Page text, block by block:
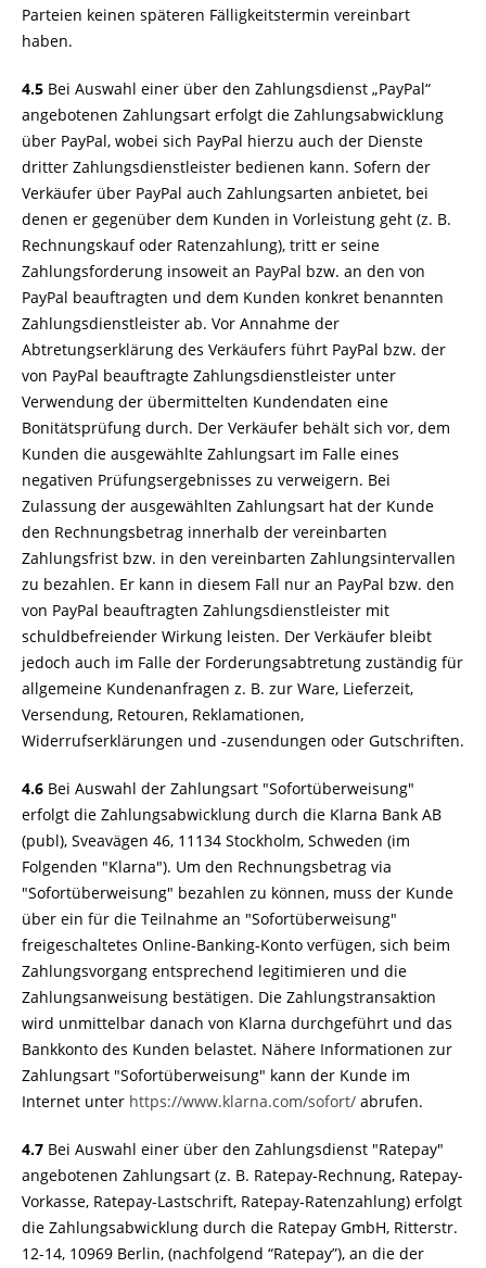
Parteien keinen späteren Fälligkeitstermin vereinbart
haben.
4.5 Bei Auswahl einer über den Zahlungsdienst „PayPal“
angebotenen Zahlungsart erfolgt die Zahlungsabwicklung
über PayPal, wobei sich PayPal hierzu auch der Dienste
dritter Zahlungsdienstleister bedienen kann. Sofern der
Verkäufer über PayPal auch Zahlungsarten anbietet, bei
denen er gegenüber dem Kunden in Vorleistung geht (z. B.
Rechnungskauf oder Ratenzahlung), tritt er seine
Zahlungsforderung insoweit an PayPal bzw. an den von
PayPal beauftragten und dem Kunden konkret benannten
Zahlungsdienstleister ab. Vor Annahme der
Abtretungserklärung des Verkäufers führt PayPal bzw. der
von PayPal beauftragte Zahlungsdienstleister unter
Verwendung der übermittelten Kundendaten eine
Bonitätsprüfung durch. Der Verkäufer behält sich vor, dem
Kunden die ausgewählte Zahlungsart im Falle eines
negativen Prüfungsergebnisses zu verweigern. Bei
Zulassung der ausgewählten Zahlungsart hat der Kunde
den Rechnungsbetrag innerhalb der vereinbarten
Zahlungsfrist bzw. in den vereinbarten Zahlungsintervallen
zu bezahlen. Er kann in diesem Fall nur an PayPal bzw. den
von PayPal beauftragten Zahlungsdienstleister mit
schuldbefreiender Wirkung leisten. Der Verkäufer bleibt
jedoch auch im Falle der Forderungsabtretung zuständig für
allgemeine Kundenanfragen z. B. zur Ware, Lieferzeit,
Versendung, Retouren, Reklamationen,
Widerrufserklärungen und -zusendungen oder Gutschriften.
4.6 Bei Auswahl der Zahlungsart "Sofortüberweisung"
erfolgt die Zahlungsabwicklung durch die Klarna Bank AB
(publ), Sveavägen 46, 11134 Stockholm, Schweden (im
Folgenden "Klarna"). Um den Rechnungsbetrag via
"Sofortüberweisung" bezahlen zu können, muss der Kunde
über ein für die Teilnahme an "Sofortüberweisung"
freigeschaltetes Online-Banking-Konto verfügen, sich beim
Zahlungsvorgang entsprechend legitimieren und die
Zahlungsanweisung bestätigen. Die Zahlungstransaktion
wird unmittelbar danach von Klarna durchgeführt und das
Bankkonto des Kunden belastet. Nähere Informationen zur
Zahlungsart "Sofortüberweisung" kann der Kunde im
Internet unter https://www.klarna.com/sofort/ abrufen.
4.7 Bei Auswahl einer über den Zahlungsdienst "Ratepay"
angebotenen Zahlungsart (z. B. Ratepay-Rechnung, Ratepay-
Vorkasse, Ratepay-Lastschrift, Ratepay-Ratenzahlung) erfolgt
die Zahlungsabwicklung durch die Ratepay GmbH, Ritterstr.
12-14, 10969 Berlin, (nachfolgend “Ratepay”), an die der